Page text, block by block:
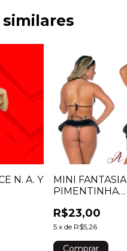
N. A. Y
MINI FANTASIA
PIMENTINHA
SEXY
R$23,00
5 x de R$5,26